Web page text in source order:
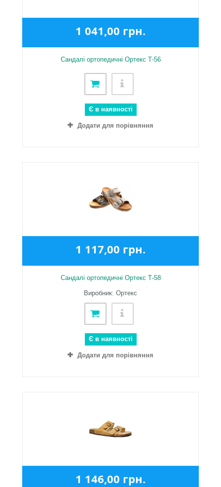
1 041,00 грн.
Сандалі ортопедичні Ортекс Т-56
Є в наявності
Додати для порівняння
1 117,00 грн.
Сандалі ортопедичні Ортекс Т-58
Виробник: Ортекс
Є в наявності
Додати для порівняння
1 146,00 грн.